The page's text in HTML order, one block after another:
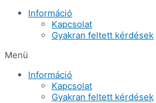
Információ
Kapcsolat
Gyakran feltett kérdések
Menü
Információ
Kapcsolat
Gyakran feltett kérdések